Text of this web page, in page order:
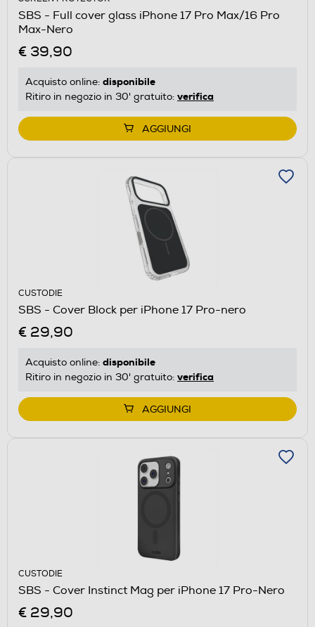
SBS - Full cover glass iPhone 17 Pro Max/16 Pro
Max-Nero
€ 39,90
Acquisto online: disponibile
Ritiro in negozio in 30' gratuito: verifica
AGGIUNGI
CUSTODIE
SBS - Cover Block per iPhone 17 Pro-nero
€ 29,90
Acquisto online: disponibile
Ritiro in negozio in 30' gratuito: verifica
AGGIUNGI
CUSTODIE
SBS - Cover Instinct Mag per iPhone 17 Pro-Nero
€ 29,90